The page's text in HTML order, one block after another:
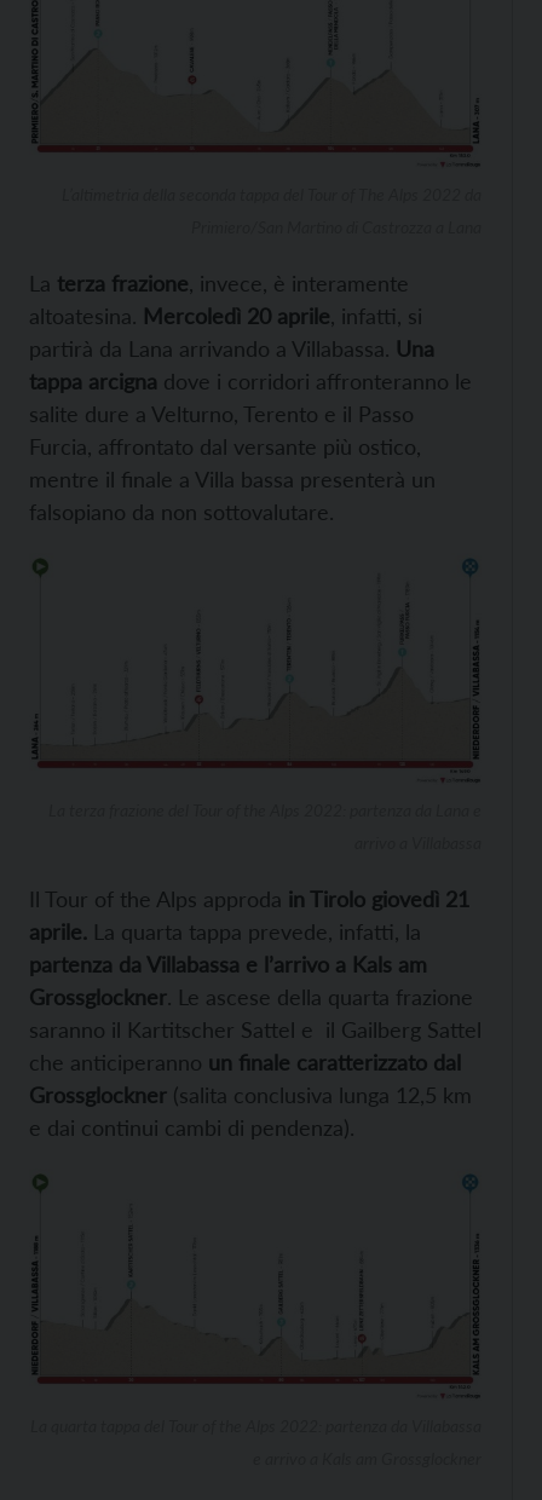
La terza frazione , invece, è interamente
altoatesina. Mercoledì 20 aprile , infatti, si
partirà da Lana arrivando a Villabassa. Una
tappa arcigna dove i corridori affronteranno le
salite dure a Velturno, Terento e il Passo
Furcia, affrontato dal versante più ostico,
mentre il finale a Villa bassa presenterà un
falsopiano da non sottovalutare.
Il Tour of the Alps approda in Tirolo giovedì 21
aprile. La quarta tappa prevede, infatti, la
partenza da Villabassa e l’arrivo a Kals am
Grossglockner. Le ascese della quarta frazione
saranno il Kartitscher Sattel e il Gailberg Sattel
che anticiperanno un finale caratterizzato dal
Grossglockner (salita conclusiva lunga 12,5 km
e dai continui cambi di pendenza).